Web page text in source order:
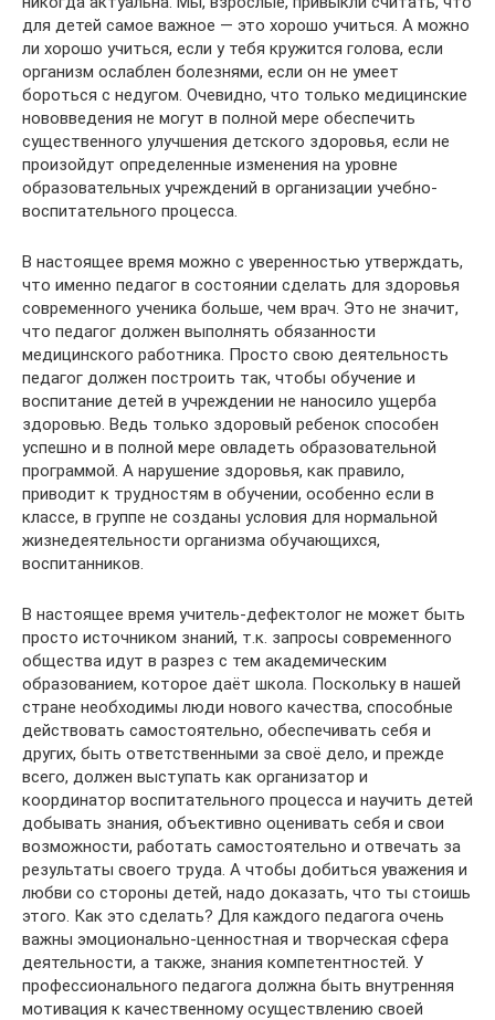
для детей самое важное — это хорошо учиться. А можно
ли хорошо учиться, если у тебя кружится голова, если
организм ослаблен болезнями, если он не умеет
бороться с недугом. Очевидно, что только медицинские
нововведения не могут в полной мере обеспечить
существенного улучшения детского здоровья, если не
произойдут определенные изменения на уровне
образовательных учреждений в организации учебно-
воспитательного процесса.
В настоящее время можно с уверенностью утверждать,
что именно педагог в состоянии сделать для здоровья
современного ученика больше, чем врач. Это не значит,
что педагог должен выполнять обязанности
медицинского работника. Просто свою деятельность
педагог должен построить так, чтобы обучение и
воспитание детей в учреждении не наносило ущерба
здоровью. Ведь только здоровый ребенок способен
успешно и в полной мере овладеть образовательной
программой. А нарушение здоровья, как правило,
приводит к трудностям в обучении, особенно если в
классе, в группе не созданы условия для нормальной
жизнедеятельности организма обучающихся,
воспитанников.
В настоящее время учитель-дефектолог не может быть
просто источником знаний, т.к. запросы современного
общества идут в разрез с тем академическим
образованием, которое даёт школа. Поскольку в нашей
стране необходимы люди нового качества, способные
действовать самостоятельно, обеспечивать себя и
других, быть ответственными за своё дело, и прежде
всего, должен выступать как организатор и
координатор воспитательного процесса и научить детей
добывать знания, объективно оценивать себя и свои
возможности, работать самостоятельно и отвечать за
результаты своего труда. А чтобы добиться уважения и
любви со стороны детей, надо доказать, что ты стоишь
этого. Как это сделать? Для каждого педагога очень
важны эмоционально-ценностная и творческая сфера
деятельности, а также, знания компетентностей. У
профессионального педагога должна быть внутренняя
мотивация к качественному осуществлению своей